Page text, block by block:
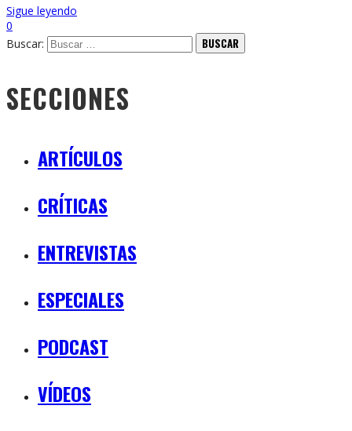
Sigue leyendo
0
Buscar:
SECCIONES
ARTÍCULOS
CRÍTICAS
ENTREVISTAS
ESPECIALES
PODCAST
VÍDEOS